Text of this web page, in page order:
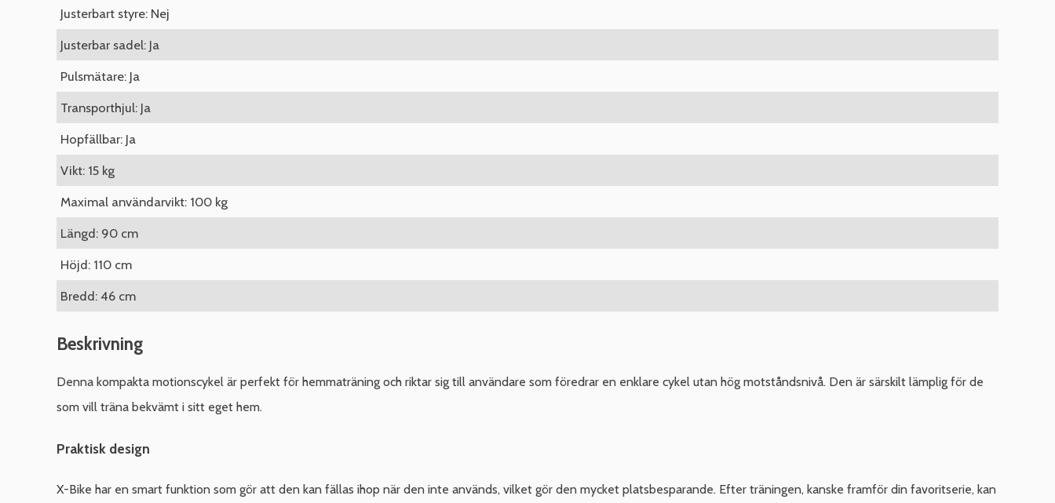
Justerbart styre: Nej
Justerbar sadel: Ja
Pulsmätare: Ja
Transporthjul: Ja
Hopfällbar: Ja
Vikt: 15 kg
Maximal användarvikt: 100 kg
Längd: 90 cm
Höjd: 110 cm
Bredd: 46 cm
Beskrivning
Denna kompakta motionscykel är perfekt för hemmaträning och riktar sig till användare som föredrar en enklare cykel utan hög motståndsnivå. Den är särskilt lämplig för de
som vill träna bekvämt i sitt eget hem.
Praktisk design
X-Bike har en smart funktion som gör att den kan fällas ihop när den inte används, vilket gör den mycket platsbesparande. Efter träningen, kanske framför din favoritserie, kan